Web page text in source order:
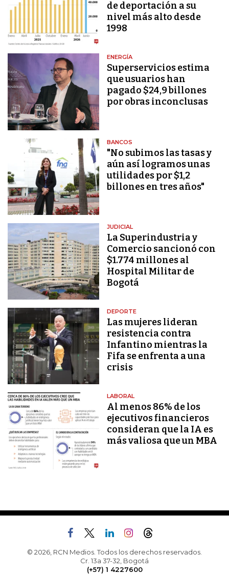
de deportación a su
nivel más alto desde
1998
ENERGÍA
Superservicios estima
que usuarios han
pagado $24,9 billones
por obras inconclusas
BANCOS
"No subimos las tasas y
aún así logramos unas
utilidades por $1,2
billones en tres años"
JUDICIAL
La Superindustria y
Comercio sancionó con
$1.774 millones al
Hospital Militar de
Bogotá
DEPORTE
Las mujeres lideran
resistencia contra
Infantino mientras la
Fifa se enfrenta a una
crisis
LABORAL
Al menos 86% de los
ejecutivos financieros
consideran que la IA es
más valiosa que un MBA
© 2026, RCN Medios. Todos los derechos reservados.
Cr. 13a 37-32, Bogotá
(+57) 1 4227600